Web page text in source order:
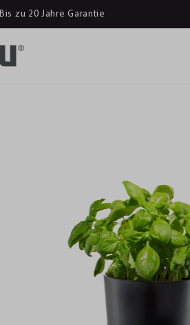
Bis zu 20 Jahre Garantie